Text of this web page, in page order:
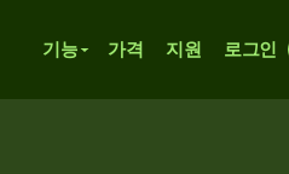
기능 가격 지원 로그인